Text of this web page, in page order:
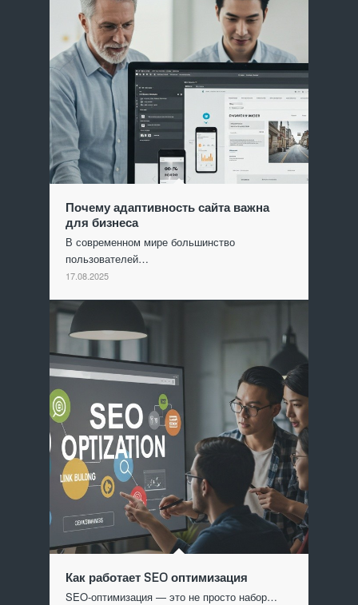
Почему адаптивность сайта важна
для бизнеса
В современном мире большинство
пользователей…
17.08.2025
Как работает SEO оптимизация
SEO-оптимизация — это не просто набор…